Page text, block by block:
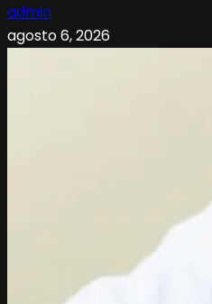
admin
agosto 6, 2026